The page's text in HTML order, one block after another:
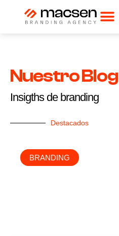
Nuestro Blog
Insigths de branding
Destacados
BRANDING